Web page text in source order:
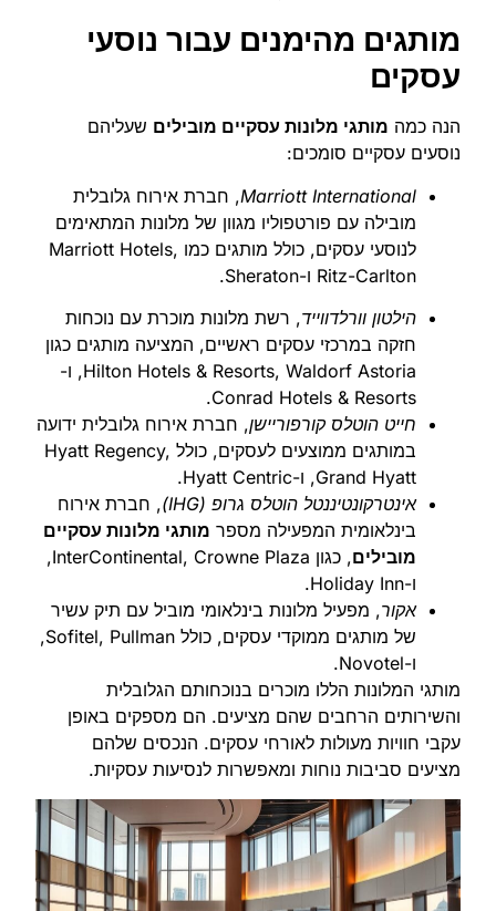
מותגים מהימנים עבור נוסעי
עסקים
הנה כמה מותגי מלונות עסקיים מובילים שעליהם
נוסעים עסקיים סומכים:
Marriott International, חברת אירוח גלובלית
מובילה עם פורטפוליו מגוון של מלונות המתאימים
לנוסעי עסקים, כולל מותגים כמו Marriott Hotels,
Ritz-Carlton ו-Sheraton.
הילטון וורלדווייד, רשת מלונות מוכרת עם נוכחות
חזקה במרכזי עסקים ראשיים, המציעה מותגים כגון
Hilton Hotels & Resorts, Waldorf Astoria, ו-
Conrad Hotels & Resorts.
חייט הוטלס קורפוריישן, חברת אירוח גלובלית ידועה
במותגים ממוצעים לעסקים, כולל Hyatt Regency,
Grand Hyatt, ו-Hyatt Centric.
אינטרקונטיננטל הוטלס גרופ (IHG)
, חברת אירוח
בינלאומית המפעילה מספר מותגי מלונות עסקיים
מובילים
, כגון InterContinental, Crowne Plaza,
ו-Holiday Inn.
אקור, מפעיל מלונות בינלאומי מוביל עם תיק עשיר
של מותגים ממוקדי עסקים, כולל Sofitel, Pullman,
ו-Novotel.
מותגי המלונות הללו מוכרים בנוכחותם הגלובלית
והשירותים הרחבים שהם מציעים. הם מספקים באופן
עקבי חוויות מעולות לאורחי עסקים. הנכסים שלהם
מציעים סביבות נוחות ומאפשרות לנסיעות עסקיות.